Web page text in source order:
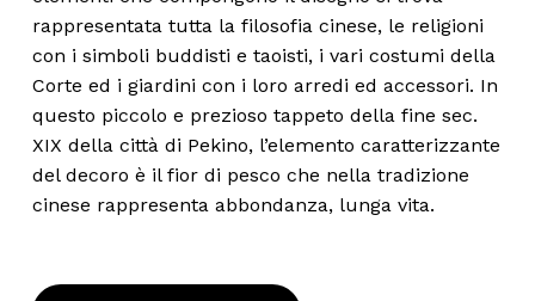
rappresentata tutta la filosofia cinese, le religioni
con i simboli buddisti e taoisti, i vari costumi della
Corte ed i giardini con i loro arredi ed accessori. In
questo piccolo e prezioso tappeto della fine sec.
XIX della città di Pekino, l’elemento caratterizzante
del decoro è il fior di pesco che nella tradizione
cinese rappresenta abbondanza, lunga vita.